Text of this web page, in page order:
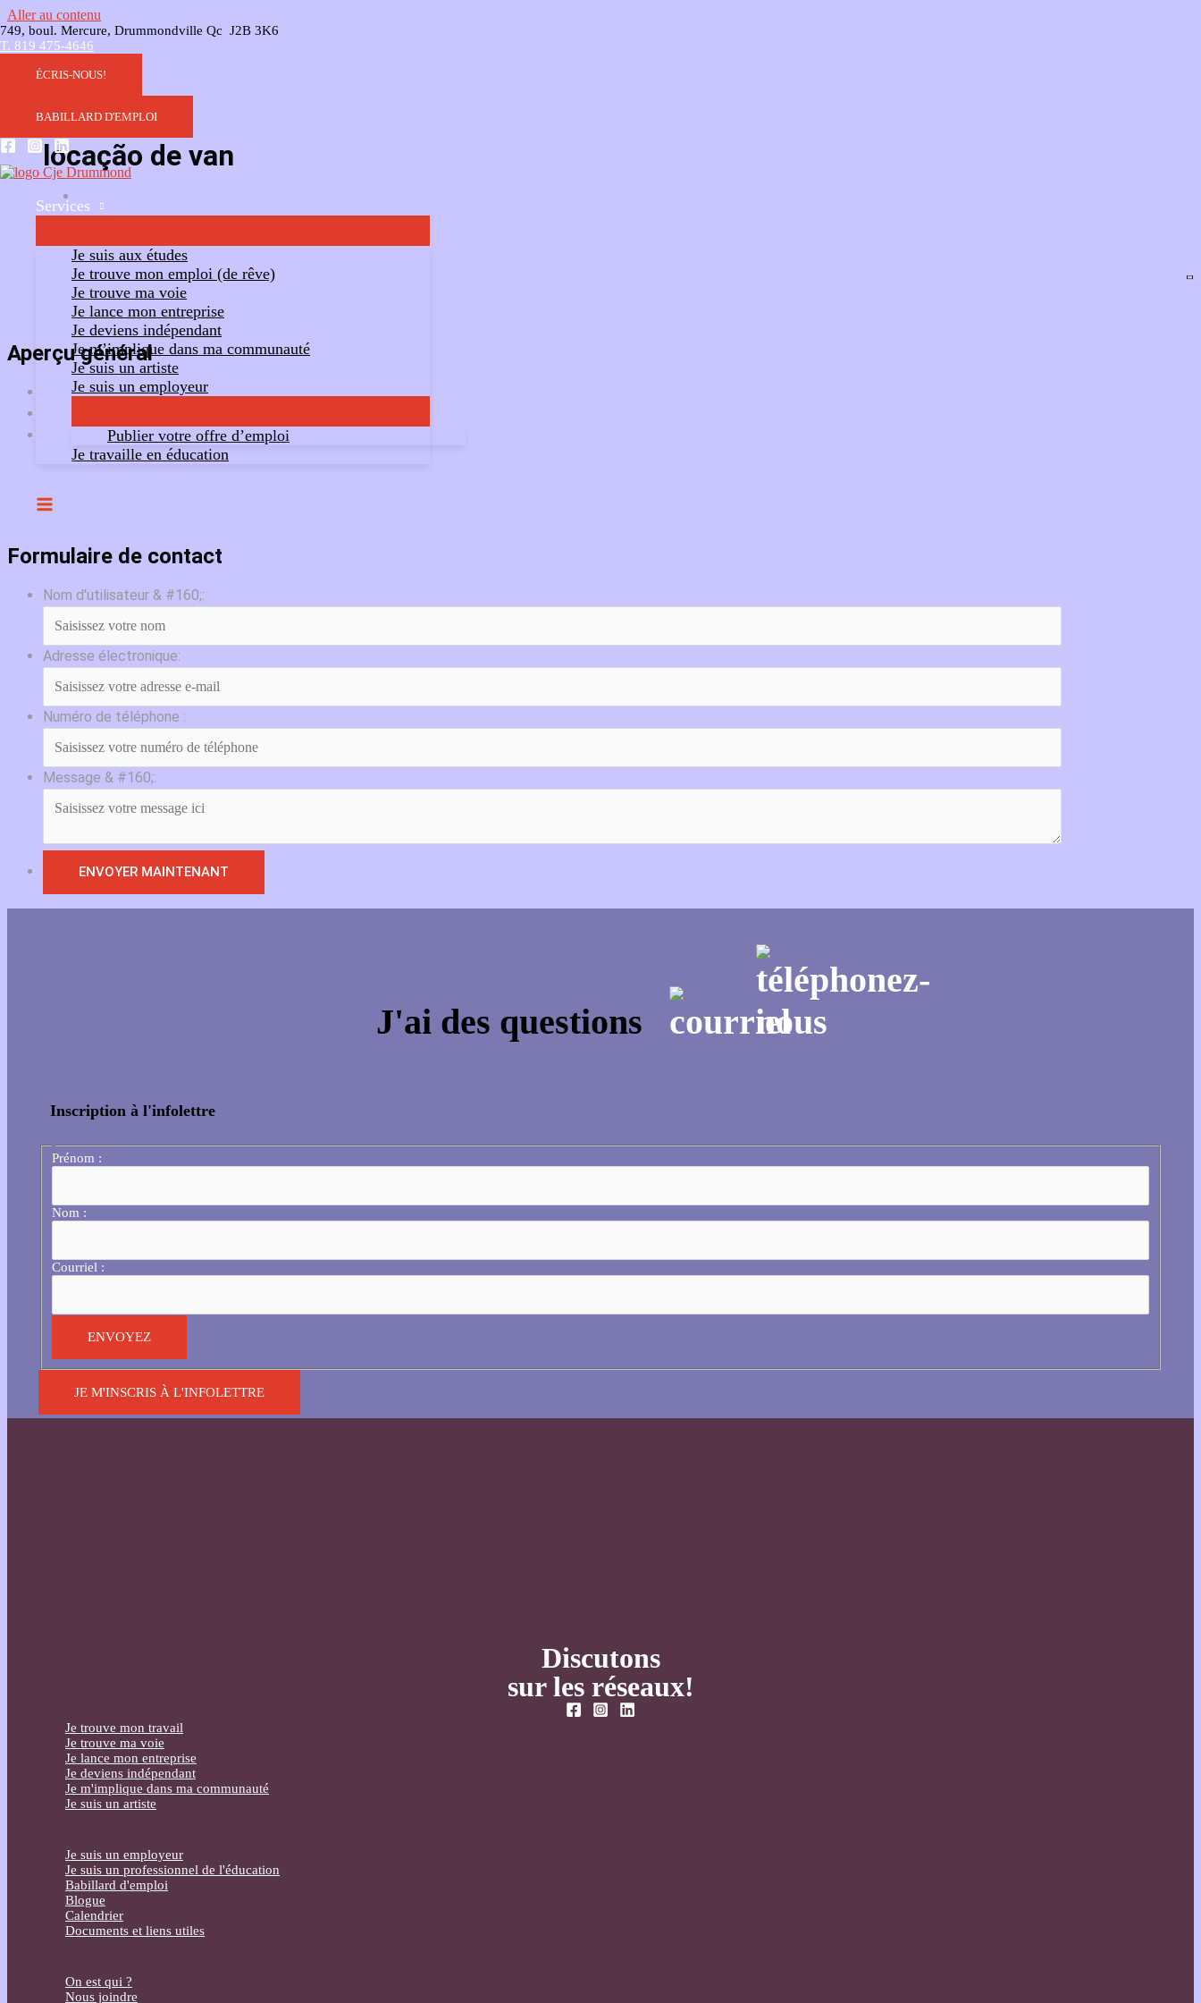
Aller au contenu
749, boul. Mercure, Drummondville Qc J2B 3K6
T. 819 475-4646
ÉCRIS-NOUS!
BABILLARD D'EMPLOI
Services
Je suis aux études
Je trouve mon emploi (de rêve)
Je trouve ma voie
Je lance mon entreprise
Je deviens indépendant
Je m’implique dans ma communauté
Je suis un artiste
Je suis un employeur
Publier votre offre d’emploi
Je travaille en éducation
locação de van
Aperçu général
Formulaire de contact
Nom d'utilisateur & #160;:
Adresse électronique:
Numéro de téléphone :
Message & #160;:
J'ai des questions
Inscription à l'infolettre
Prénom :
Nom :
Courriel :
JE M'INSCRIS À L'INFOLETTRE
Discutons
sur les réseaux!
Je trouve mon travail
Je trouve ma voie
Je lance mon entreprise
Je deviens indépendant
Je m'implique dans ma communauté
Je suis un artiste
Je suis un employeur
Je suis un professionnel de l'éducation
Babillard d'emploi
Blogue
Calendrier
Documents et liens utiles
On est qui ?
Nous joindre